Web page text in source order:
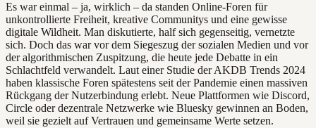
Es war einmal – ja, wirklich – da standen Online-Foren für
unkontrollierte Freiheit, kreative Communitys und eine gewisse
digitale Wildheit. Man diskutierte, half sich gegenseitig, vernetzte
sich. Doch das war vor dem Siegeszug der sozialen Medien und vor
der algorithmischen Zuspitzung, die heute jede Debatte in ein
Schlachtfeld verwandelt. Laut einer Studie der AKDB Trends 2024
haben klassische Foren spätestens seit der Pandemie einen massiven
Rückgang der Nutzerbindung erlebt. Neue Plattformen wie Discord,
Circle oder dezentrale Netzwerke wie Bluesky gewinnen an Boden,
weil sie gezielt auf Vertrauen und gemeinsame Werte setzen.